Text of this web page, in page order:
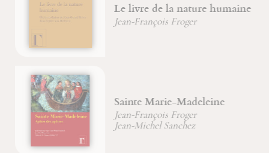
Le livre de la nature humaine
Jean-François Froger
Sainte Marie-Madeleine
Jean-François Froger
Jean-Michel Sanchez